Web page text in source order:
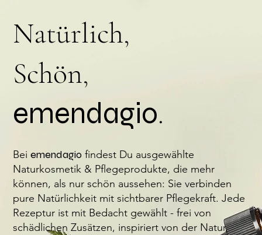
Natürlich,
Schön,
emendagio.
Beiemendagio findest Du ausgewählte
Naturkosmetik & Pflegeprodukte, die mehr
können, als nur schön aussehen: Sie verbinden
pure Natürlichkeit mit sichtbarer Pflegekraft. Jede
Rezeptur ist mit Bedacht gewählt - frei von
schädlichen Zusätzen, inspiriert von der Natur,